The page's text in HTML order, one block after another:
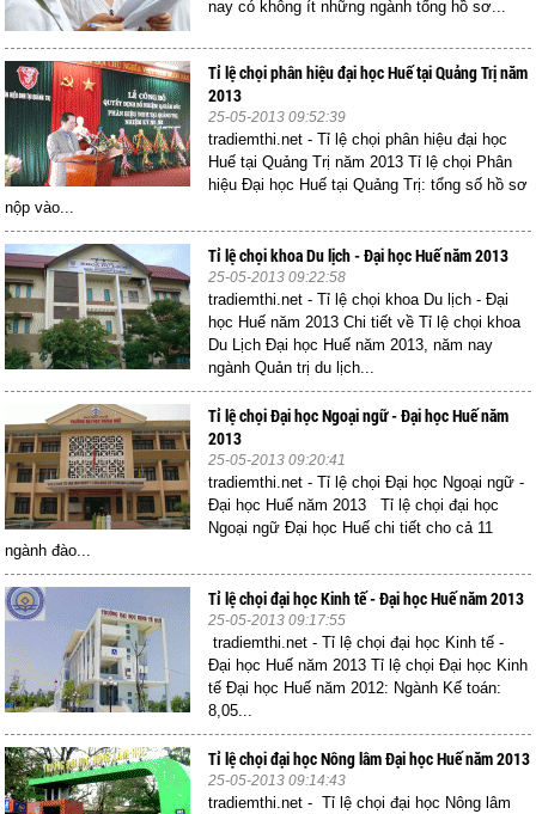
nay có không ít những ngành tổng hồ sơ...
Tỉ lệ chọi phân hiệu đại học Huế tại Quảng Trị năm
2013
25-05-2013 09:52:39
tradiemthi.net - Tỉ lệ chọi phân hiệu đại học
Huế tại Quảng Trị năm 2013 Tỉ lệ chọi Phân
hiệu Đại học Huế tại Quảng Trị: tổng số hồ sơ
nộp vào...
Tỉ lệ chọi khoa Du lịch - Đại học Huế năm 2013
25-05-2013 09:22:58
tradiemthi.net - Tỉ lệ chọi khoa Du lịch - Đại
học Huế năm 2013 Chi tiết về Tỉ lệ chọi khoa
Du Lịch Đại học Huế năm 2013, năm nay
ngành Quản trị du lịch...
Tỉ lệ chọi Đại học Ngoại ngữ - Đại học Huế năm
2013
25-05-2013 09:20:41
tradiemthi.net - Tỉ lệ chọi Đại học Ngoại ngữ -
Đại học Huế năm 2013 Tỉ lệ chọi đại học
Ngoại ngữ Đại học Huế chi tiết cho cả 11
ngành đào...
Tỉ lệ chọi đại học Kinh tế - Đại học Huế năm 2013
25-05-2013 09:17:55
tradiemthi.net - Tỉ lệ chọi đại học Kinh tế -
Đại học Huế năm 2013 Tỉ lệ chọi Đại học Kinh
tế Đại học Huế năm 2012: Ngành Kế toán:
8,05...
Tỉ lệ chọi đại học Nông lâm Đại học Huế năm 2013
25-05-2013 09:14:43
tradiemthi.net - Tỉ lệ chọi đại học Nông lâm